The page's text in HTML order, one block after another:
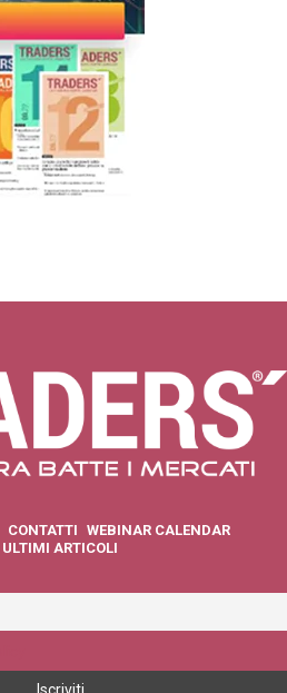
CONTATTI WEBINAR CALENDAR
ULTIMI ARTICOLI